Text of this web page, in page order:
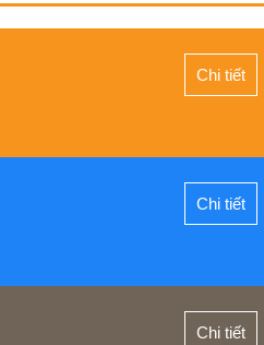
Chi tiết
Chi tiết
Chi tiết